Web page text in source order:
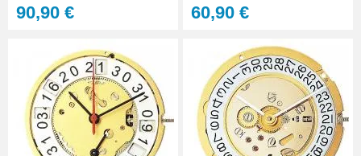
90,90 € 60,90 €